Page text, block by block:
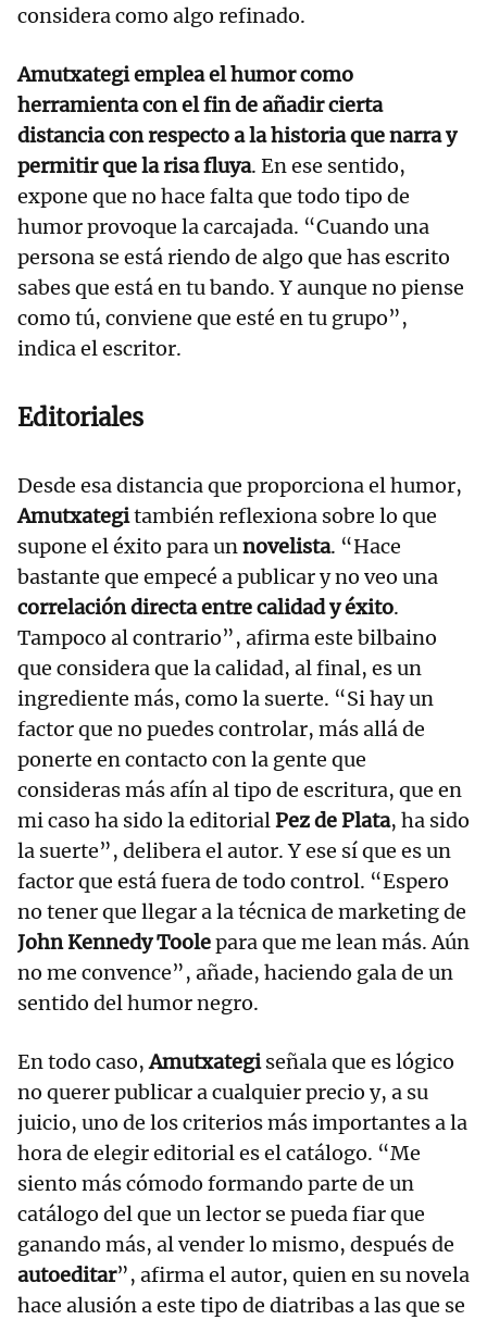
considera como algo refinado.
Amutxategi emplea el humor como
herramienta con el fin de añadir cierta
distancia con respecto a la historia que narra y
permitir que la risa fluya. En ese sentido,
expone que no hace falta que todo tipo de
humor provoque la carcajada. “Cuando una
persona se está riendo de algo que has escrito
sabes que está en tu bando. Y aunque no piense
como tú, conviene que esté en tu grupo”,
indica el escritor.
Editoriales
Desde esa distancia que proporciona el humor,
Amutxategitambién reflexiona sobre lo que
supone el éxito para unnovelista. “Hace
bastante que empecé a publicar y no veo una
correlación directa entre calidad y éxito.
Tampoco al contrario”, afirma este bilbaino
que considera que la calidad, al final, es un
ingrediente más, como la suerte. “Si hay un
factor que no puedes controlar, más allá de
ponerte en contacto con la gente que
consideras más afín al tipo de escritura, que en
mi caso ha sido la editorialPez de Plata, ha sido
la suerte”, delibera el autor. Y ese sí que es un
factor que está fuera de todo control. “Espero
no tener que llegar a la técnica de marketing de
John Kennedy Toolepara que me lean más. Aún
no me convence”, añade, haciendo gala de un
sentido del humor negro.
En todo caso,Amutxategiseñala que es lógico
no querer publicar a cualquier precio y, a su
juicio, uno de los criterios más importantes a la
hora de elegir editorial es el catálogo. “Me
siento más cómodo formando parte de un
catálogo del que un lector se pueda fiar que
ganando más, al vender lo mismo, después de
autoeditar”, afirma el autor, quien en su novela
hace alusión a este tipo de diatribas a las que se